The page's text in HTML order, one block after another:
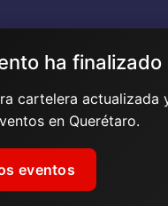
ha finalizado
cartelera actualizada
en Querétaro.
eventos